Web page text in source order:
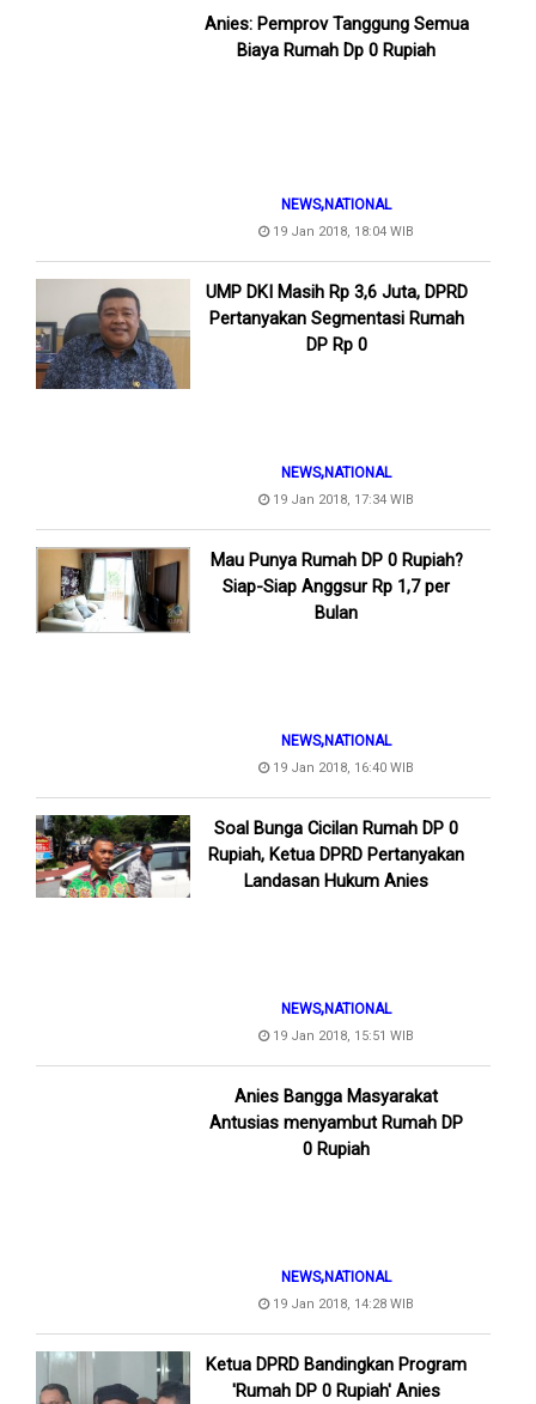
Anies: Pemprov Tanggung Semua
Biaya Rumah Dp 0 Rupiah
NEWS,NATIONAL
19 Jan 2018, 18:04 WIB
UMP DKI Masih Rp 3,6 Juta, DPRD
Pertanyakan Segmentasi Rumah
DP Rp 0
NEWS,NATIONAL
19 Jan 2018, 17:34 WIB
Mau Punya Rumah DP 0 Rupiah?
Siap-Siap Anggsur Rp 1,7 per
Bulan
NEWS,NATIONAL
19 Jan 2018, 16:40 WIB
Soal Bunga Cicilan Rumah DP 0
Rupiah, Ketua DPRD Pertanyakan
Landasan Hukum Anies
NEWS,NATIONAL
19 Jan 2018, 15:51 WIB
Anies Bangga Masyarakat
Antusias menyambut Rumah DP
0 Rupiah
NEWS,NATIONAL
19 Jan 2018, 14:28 WIB
Ketua DPRD Bandingkan Program
'Rumah DP 0 Rupiah' Anies